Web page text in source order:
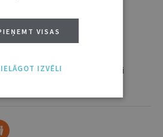
– 24 h/7 d.
un 2000 autoru
un ikgadējie grāmatžurnāli
– piezīmes, citāti, mapes
VISAS
IZVĒLI